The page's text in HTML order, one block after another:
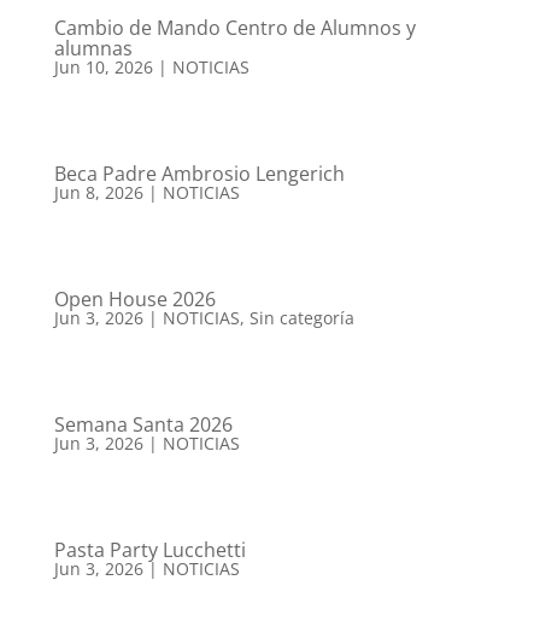
Cambio de Mando Centro de Alumnos y
alumnas
Jun 10, 2026| NOTICIAS
Beca Padre Ambrosio Lengerich
Jun 8, 2026| NOTICIAS
Open House 2026
Jun 3, 2026| NOTICIAS, Sin categoría
Semana Santa 2026
Jun 3, 2026| NOTICIAS
Pasta Party Lucchetti
Jun 3, 2026| NOTICIAS